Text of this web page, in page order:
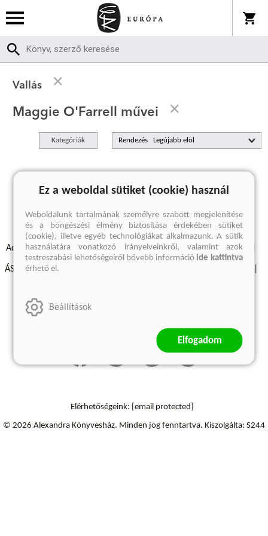
Vallás
Maggie O'Farrell művei
Kategóriák Rendezés
A keresett kifejezésre nincs találat
Adatvédelmi szabályzatok Elállási felmondási nyilatkozat
ÁSZF - Vásárlási feltételek
Szállítási információk
Elérhetőségeink: [email protected]
© 2026 Alexandra Könyvesház. Minden jog fenntartva. Kiszolgálta: S244
Ez a weboldal sütiket (cookie) használ
Weboldalunk tartalmának személyre szabott megjelenítése
és a böngészési élmény biztosítása érdekében sütiket
(cookie), illetve egyéb technológiákat alkalmazunk. A sütik
használatára vonatkozó irányelveinkről, valamint azok
testreszabási lehetőségeiről bővebb információide kattintva
érhető el.
Beállítások
Elfogadom